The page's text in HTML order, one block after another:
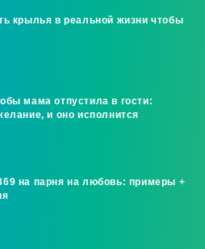
крылья в реальной жизни чтобы
мама отпустила в гости:
и оно исполнится
на парня на любовь: примеры +